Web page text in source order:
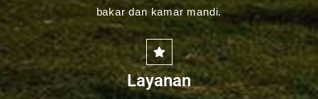
bakar dan kamar mandi.
Layanan